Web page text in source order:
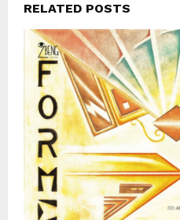
RELATED POSTS